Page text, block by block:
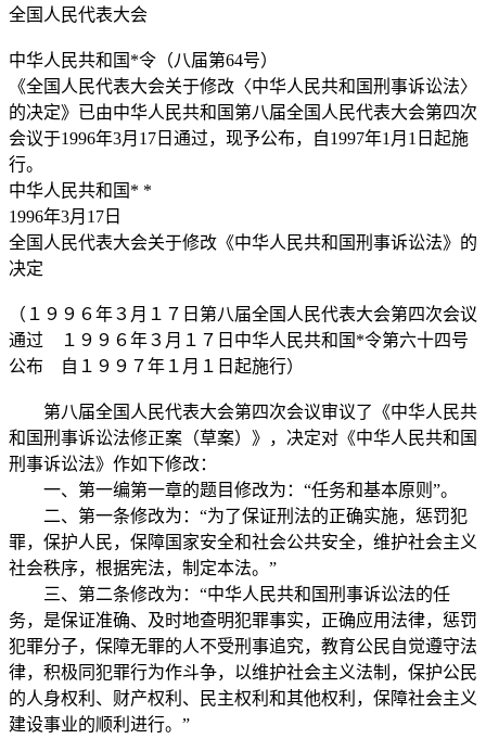
全国人民代表大会
中华人民共和国*令（八届第64号）
《全国人民代表大会关于修改〈中华人民共和国刑事诉讼法〉
的决定》已由中华人民共和国第八届全国人民代表大会第四次
会议于1996年3月17日通过，现予公布，自1997年1月1日起施
行。
中华人民共和国* *
1996年3月17日
全国人民代表大会关于修改《中华人民共和国刑事诉讼法》的
决定
（１９９６年３月１７日第八届全国人民代表大会第四次会议
通过 １９９６年３月１７日中华人民共和国*令第六十四号
公布 自１９９７年１月１日起施行）
第八届全国人民代表大会第四次会议审议了《中华人民共
和国刑事诉讼法修正案（草案）》，决定对《中华人民共和国
刑事诉讼法》作如下修改：
一、第一编第一章的题目修改为：“任务和基本原则”。
二、第一条修改为：“为了保证刑法的正确实施，惩罚犯
罪，保护人民，保障国家安全和社会公共安全，维护社会主义
社会秩序，根据宪法，制定本法。”
三、第二条修改为：“中华人民共和国刑事诉讼法的任
务，是保证准确、及时地查明犯罪事实，正确应用法律，惩罚
犯罪分子，保障无罪的人不受刑事追究，教育公民自觉遵守法
律，积极同犯罪行为作斗争，以维护社会主义法制，保护公民
的人身权利、财产权利、民主权利和其他权利，保障社会主义
建设事业的顺利进行。”